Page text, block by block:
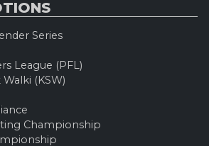
Series
League (PFL)
(KSW)
Championship